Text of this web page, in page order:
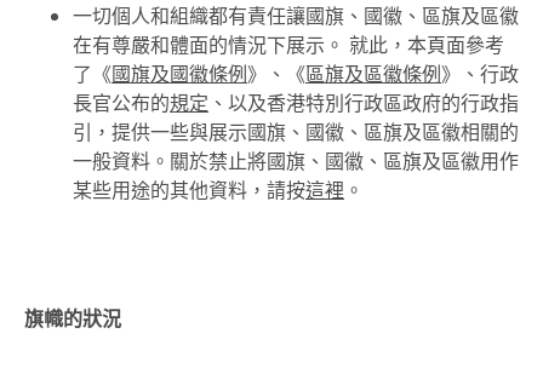
一切個人和組織都有責任讓國旗、國徽、區旗及區徽
在有尊嚴和體面的情況下展示。 就此，本頁面參考
了《國旗及國徽條例》、《區旗及區徽條例》、行政
長官公布的規定 、以及香港特別行政區政府的行政指
引，提供一些與展示國旗、國徽、區旗及區徽相關的
一般資料。關於禁止將國旗、國徽、區旗及區徽用作
某些用途的其他資料，請按這裡 。
旗幟的狀況